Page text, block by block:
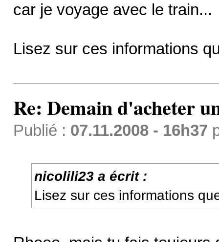
car je voyage avec le train...
Lisez sur ces informations
Re: Demain d'acheter
Publié : 07.11.2008 - 16h37
nicolili23 a écrit :
Lisez sur ces informations